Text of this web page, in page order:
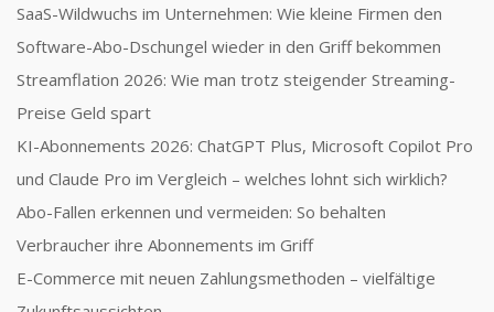
SaaS-Wildwuchs im Unternehmen: Wie kleine Firmen den
Software-Abo-Dschungel wieder in den Griff bekommen
Streamflation 2026: Wie man trotz steigender Streaming-
Preise Geld spart
KI-Abonnements 2026: ChatGPT Plus, Microsoft Copilot Pro
und Claude Pro im Vergleich – welches lohnt sich wirklich?
Abo-Fallen erkennen und vermeiden: So behalten
Verbraucher ihre Abonnements im Griff
E-Commerce mit neuen Zahlungsmethoden – vielfältige